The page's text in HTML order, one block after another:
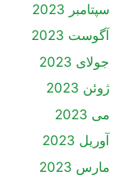
سپتامبر 2023
آگوست 2023
جولای 2023
ژوئن 2023
می 2023
آوریل 2023
مارس 2023